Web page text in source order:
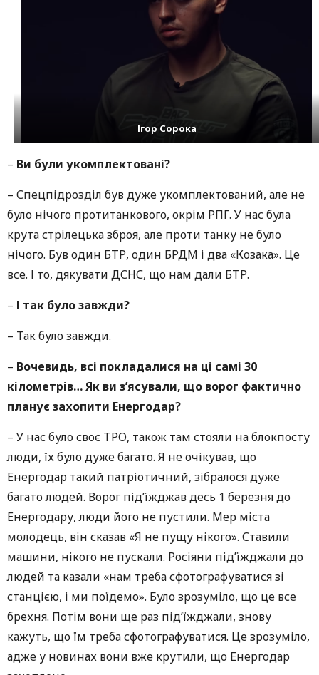
Ігор Сорока
– Ви були укомплектовані?
– Спецпідрозділ був дуже укомплектований, але не
було нічого протитанкового, окрім РПГ. У нас була
крута стрілецька зброя, але проти танку не було
нічого. Був один БТР, один БРДМ і два «Козака». Це
все. І то, дякувати ДСНС, що нам дали БТР.
– І так було завжди?
– Так було завжди.
– Вочевидь, всі покладалися на ці самі 30
кілометрів…Як ви з’ясували, що ворог фактично
планує захопити Енергодар?
– У нас було своє ТРО, також там стояли на блокпосту
люди, їх було дуже багато. Я не очікував, що
Енергодар такий патріотичний, зібралося дуже
багато людей. Ворог під’їжджав десь 1 березня до
Енергодару, люди його не пустили. Мер міста
молодець, він сказав «Я не пущу нікого». Ставили
машини, нікого не пускали. Росіяни під’їжджали до
людей та казали «нам треба сфотографуватися зі
станцією, і ми поїдемо». Було зрозуміло, що це все
брехня. Потім вони ще раз під’їжджали, знову
кажуть, що їм треба сфотографуватися. Це зрозуміло,
адже у новинах вони вже крутили, що Енергодар